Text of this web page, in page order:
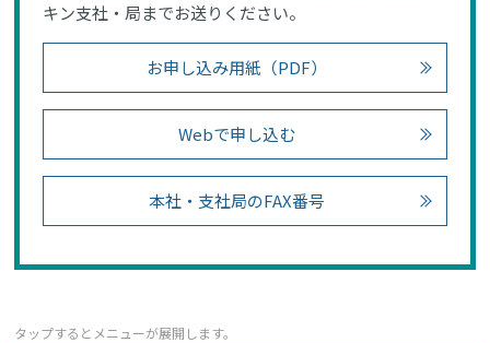
キン支社・局までお送りください。
お申し込み用紙（PDF）
Webで申し込む
本社・支社局のFAX番号